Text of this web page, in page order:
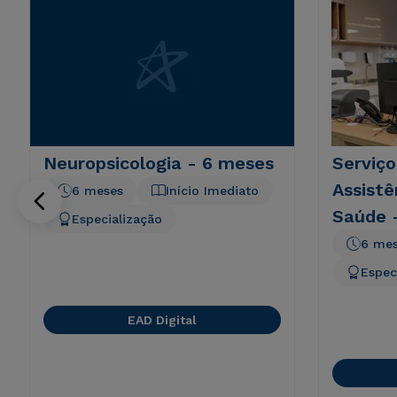
Neuropsicologia - 6 meses
Início Imediato
6 meses
Especialização
EAD Digital
Saúde
6